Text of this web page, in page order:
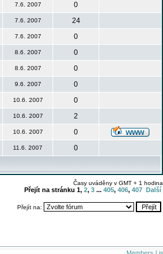
7.6. 2007
0
7.6. 2007
24
7.6. 2007
0
8.6. 2007
0
8.6. 2007
0
9.6. 2007
0
10.6. 2007
0
10.6. 2007
2
10.6. 2007
0
11.6. 2007 0
Časy uváděny v GMT + 1 hodina
Přejít na stránku 1, 2, 3 ... 405, 406, 407 Další
Přejít na: